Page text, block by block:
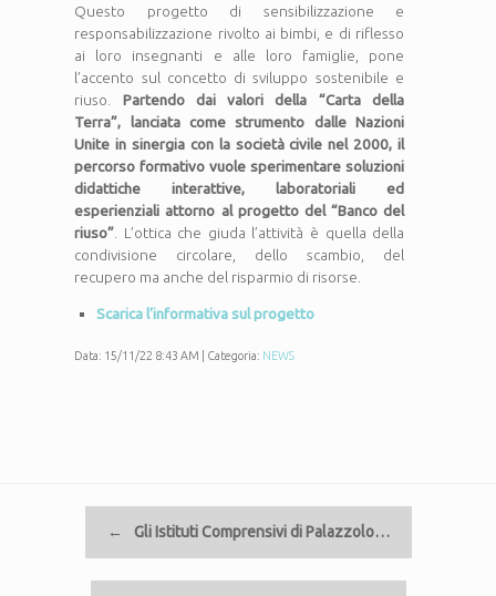
Questo progetto di sensibilizzazione e
responsabilizzazione rivolto ai bimbi, e di riflesso
ai loro insegnanti e alle loro famiglie, pone
l’accento sul concetto di sviluppo sostenibile e
riuso. Partendo dai valori della “Carta della
Terra”, lanciata come strumento dalle Nazioni
Unite in sinergia con la società civile nel 2000, il
percorso formativo vuole sperimentare soluzioni
didattiche interattive, laboratoriali ed
esperienziali attorno al progetto del “Banco del
riuso” . L’ottica che giuda l’attività è quella della
condivisione circolare, dello scambio, del
recupero ma anche del risparmio di risorse.
Scarica l’informativa sul progetto
Data: 15/11/22 8:43 AM | Categoria: NEWS
←
Gli Istituti Comprensivi di Palazzolo…